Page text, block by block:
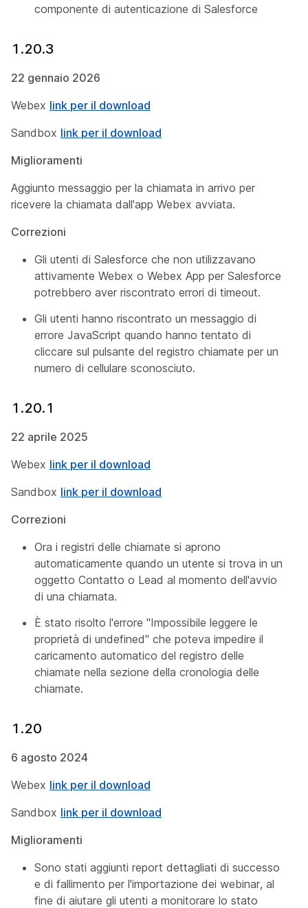
componente di autenticazione di Salesforce
1.20.3
22 gennaio 2026
Webex link per il download
Sandbox link per il download
Miglioramenti
Aggiunto messaggio per la chiamata in arrivo per
ricevere la chiamata dall'app Webex avviata.
Correzioni
Gli utenti di Salesforce che non utilizzavano
attivamente Webex o Webex App per Salesforce
potrebbero aver riscontrato errori di timeout.
Gli utenti hanno riscontrato un messaggio di
errore JavaScript quando hanno tentato di
cliccare sul pulsante del registro chiamate per un
numero di cellulare sconosciuto.
1.20.1
22 aprile 2025
Webex link per il download
Sandbox link per il download
Correzioni
Ora i registri delle chiamate si aprono
automaticamente quando un utente si trova in un
oggetto Contatto o Lead al momento dell'avvio
di una chiamata.
È stato risolto l'errore "Impossibile leggere le
proprietà di undefined" che poteva impedire il
caricamento automatico del registro delle
chiamate nella sezione della cronologia delle
chiamate.
1.20
6 agosto 2024
Webex link per il download
Sandbox link per il download
Miglioramenti
Sono stati aggiunti report dettagliati di successo
e di fallimento per l'importazione dei webinar, al
fine di aiutare gli utenti a monitorare lo stato